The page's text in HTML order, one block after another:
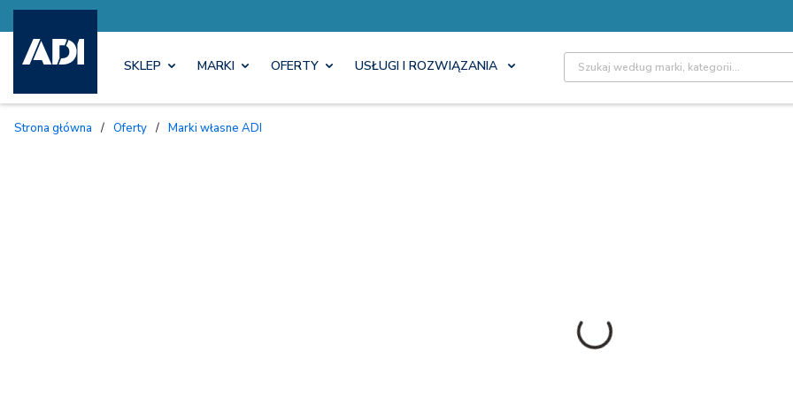
SKLEP MARKI OFERTY USŁUGI I ROZWIĄZANIA Site Search
Strona główna / Oferty / Marki własne ADI